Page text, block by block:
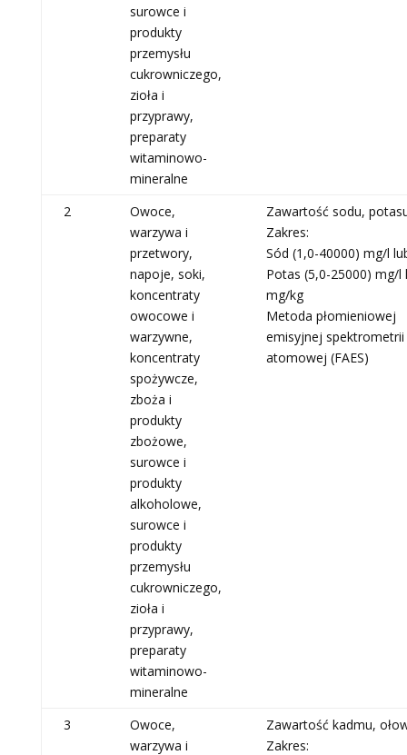
surowce i
produkty
przemysłu
cukrowniczego,
zioła i
przyprawy,
preparaty
witaminowo-
mineralne
2
Owoce,
warzywa i
przetwory,
napoje, soki,
koncentraty
owocowe i
warzywne,
koncentraty
spożywcze,
zboża i
produkty
zbożowe,
surowce i
produkty
alkoholowe,
surowce i
produkty
przemysłu
cukrowniczego,
zioła i
przyprawy,
preparaty
witaminowo-
mineralne
Zawartość sodu,
Zakres:
Sód (1,0-40000) mg/l
Potas (5,0-25000) mg/l
mg/kg
Metoda płomieniowej
emisyjnej spektrometrii
atomowej (FAES)
3
Owoce,
warzywa i
Zawartość kadmu,
Zakres: